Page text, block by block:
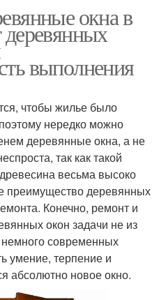
окна в
выполнения
чтобы жилье было
нередко можно
деревянные окна, а не
так как такой
весьма высоко
преимущество деревянных
Конечно, ремонт и
окон задачи не из
современных
умение, терпение и
абсолютно новое окно.